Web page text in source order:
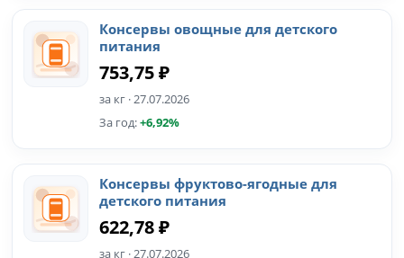
Консервы овощные для детского
питания
753,75 ₽
за кг · 27.07.2026
За год:+6,92%
Консервы фруктово-ягодные для
детского питания
622,78 ₽
за кг · 27.07.2026